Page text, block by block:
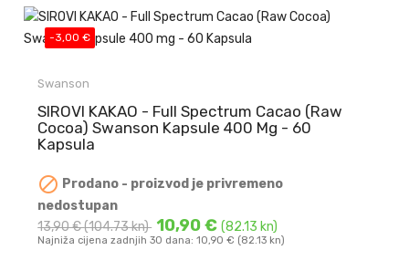
-3,00 €
Swanson
SIROVI KAKAO - Full Spectrum Cacao (Raw
Cocoa) Swanson Kapsule 400 Mg - 60
Kapsula
 Prodano - proizvod je privremeno
nedostupan
13,90 €(104.73 kn) 10,90 €(82.13 kn)
Najniža cijena zadnjih 30 dana: 10,90 € (82.13 kn)